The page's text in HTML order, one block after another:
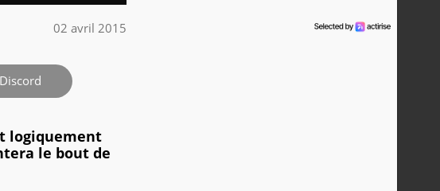
02 avril 2015
Discord
logiquement
le bout de